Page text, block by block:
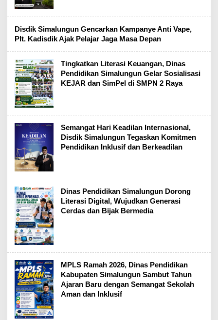
Disdik Simalungun Gencarkan Kampanye Anti Vape,
Plt. Kadisdik Ajak Pelajar Jaga Masa Depan
Tingkatkan Literasi Keuangan, Dinas
Pendidikan Simalungun Gelar Sosialisasi
KEJAR dan SimPel di SMPN 2 Raya
Semangat Hari Keadilan Internasional,
Disdik Simalungun Tegaskan Komitmen
Pendidikan Inklusif dan Berkeadilan
Dinas Pendidikan Simalungun Dorong
Literasi Digital, Wujudkan Generasi
Cerdas dan Bijak Bermedia
MPLS Ramah 2026, Dinas Pendidikan
Kabupaten Simalungun Sambut Tahun
Ajaran Baru dengan Semangat Sekolah
Aman dan Inklusif